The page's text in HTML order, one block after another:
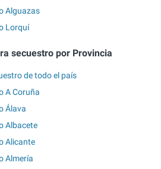
Alguazas
Lorquí
secuestro por Provincia
de todo el país
A Coruña
Álava
Albacete
Alicante
Almería